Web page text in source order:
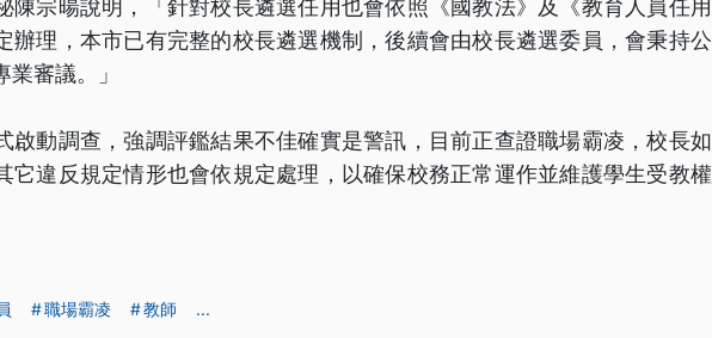
陳宗暘說明，「針對校長遴選任用也會依照《國教法》及《教育人員任用
辦理，本市已有完整的校長遴選機制，後續會由校長遴選委員，會秉持公
審議。」
啟動調查，強調評鑑結果不佳確實是警訊，目前正查證職場霸凌，校長如
它違反規定情形也會依規定處理，以確保校務正常運作並維護學生受教權
職場霸凌 教師 ...